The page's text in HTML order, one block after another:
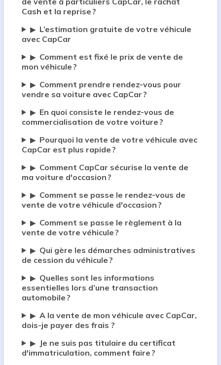
Cash et la reprise ?
▶ L’estimation gratuite de votre véhicule
avec CapCar
▶ Comment est fixé le prix de vente de
mon véhicule ?
▶ Comment prendre rendez-vous pour
vendre sa voiture avec CapCar ?
▶ En quoi consiste le rendez-vous de
commercialisation de votre voiture ?
▶ Pourquoi la vente de votre véhicule avec
CapCar est plus rapide ?
▶ Comment CapCar sécurise la vente de
ma voiture d'occasion ?
▶ Comment se passe le rendez-vous de
vente de votre véhicule d'occasion ?
▶ Comment se passe le règlement à la
vente de votre véhicule ?
▶ Qui gère les démarches administratives
de cession du véhicule ?
▶ Quelles sont les informations
essentielles lors d’une transaction
automobile ?
▶ A la vente de mon véhicule avec CapCar,
dois-je payer des frais ?
▶
Je ne suis pas titulaire du certificat
d'immatriculation, comment faire ?